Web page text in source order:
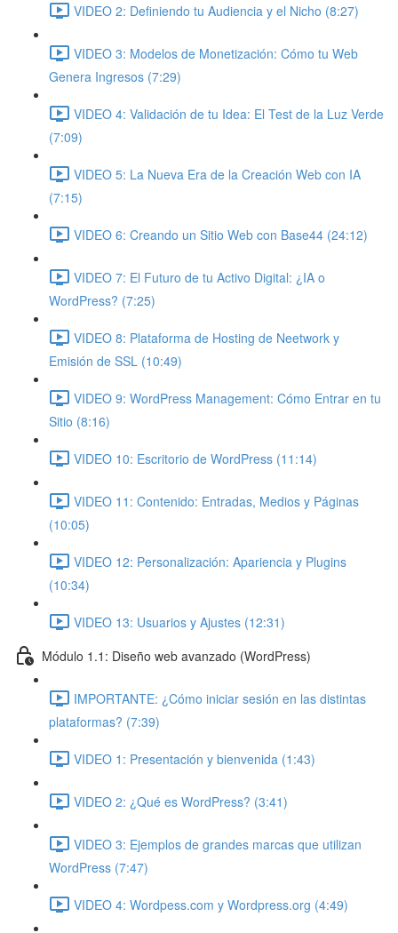
VIDEO 2: Definiendo tu Audiencia y el Nicho (8:27)
VIDEO 3: Modelos de Monetización: Cómo tu Web
Genera Ingresos (7:29)
VIDEO 4: Validación de tu Idea: El Test de la Luz Verde
(7:09)
VIDEO 5: La Nueva Era de la Creación Web con IA
(7:15)
VIDEO 6: Creando un Sitio Web con Base44 (24:12)
VIDEO 7: El Futuro de tu Activo Digital: ¿IA o
WordPress? (7:25)
VIDEO 8: Plataforma de Hosting de Neetwork y
Emisión de SSL (10:49)
VIDEO 9: WordPress Management: Cómo Entrar en tu
Sitio (8:16)
VIDEO 10: Escritorio de WordPress (11:14)
VIDEO 11: Contenido: Entradas, Medios y Páginas
(10:05)
VIDEO 12: Personalización: Apariencia y Plugins
(10:34)
VIDEO 13: Usuarios y Ajustes (12:31)
Módulo 1.1: Diseño web avanzado (WordPress)
IMPORTANTE: ¿Cómo iniciar sesión en las distintas
plataformas? (7:39)
VIDEO 1: Presentación y bienvenida (1:43)
VIDEO 2: ¿Qué es WordPress? (3:41)
VIDEO 3: Ejemplos de grandes marcas que utilizan
WordPress (7:47)
VIDEO 4: Wordpess.com y Wordpress.org (4:49)